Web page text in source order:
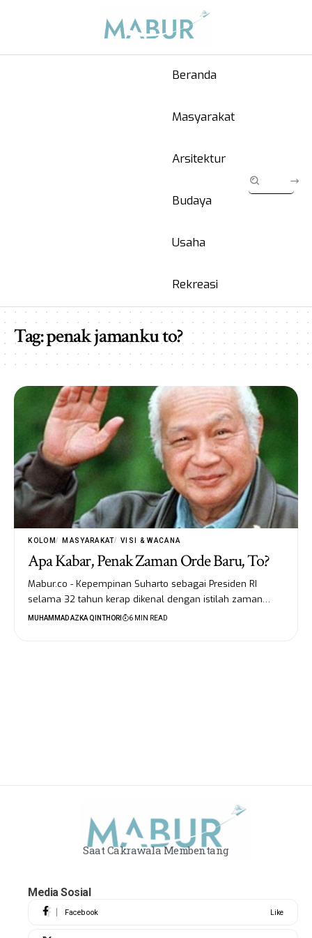
Beranda
Masyarakat
Arsitektur
Budaya
Usaha
Rekreasi
Tag:penak jamanku to?
KOLOM MASYARAKAT VISI & WACANA
Apa Kabar, Penak Zaman Orde Baru, To?
Mabur.co - Kepempinan Suharto sebagai Presiden RI
selama 32 tahun kerap dikenal dengan istilah zaman…
MUHAMMAD AZKA QINTHORI 6 MIN READ
Saat Cakrawala Membentang
Media Sosial
Facebook Like